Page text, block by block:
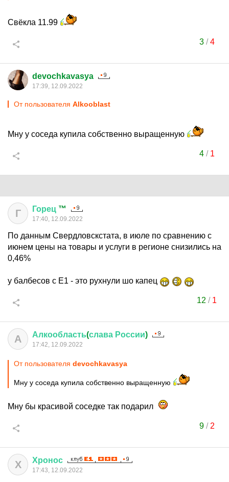
Свёкла 11.99
3/4
devochkavasya
17:39, 12.09.2022
От пользователя Alkooblast
Мну у соседа купила собственно выращенную
4/ 1
Г Горец ™
17:40, 12.09.2022
По данным Свердловскстата, в июле по сравнению с
июнем цены на товары и услуги в регионе снизились на
0,46%
у балбесов с Е1 - это рухнули шо капец
12 / 1
А Алкообласть(слава России)
17:42, 12.09.2022
От пользователя devochkavasya
Мну у соседа купила собственно выращенную
Мну бы красивой соседке так подарил
9/ 2
Х Хронос
17:43, 12.09.2022